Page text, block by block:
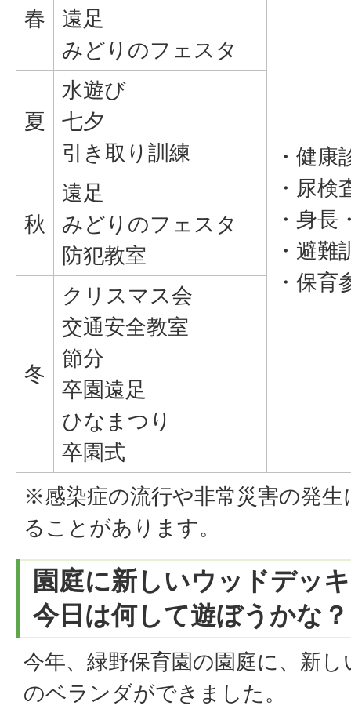
春
遠足
みどりのフェスタ
・健康
・尿検
・身長
・避
・保育
夏
水遊び
七夕
引き取り訓練
秋
遠足
みどりのフェスタ
防犯教室
冬
クリスマス会
交通安全教室
節分
卒園遠足
ひなまつり
卒園式
※感染症の流行や非常災害の発
ることがあります。
園庭に新しいウッドデッ
今日は何して遊ぼうかな？
今年、緑野保育園の園庭に、新
のベランダができました。